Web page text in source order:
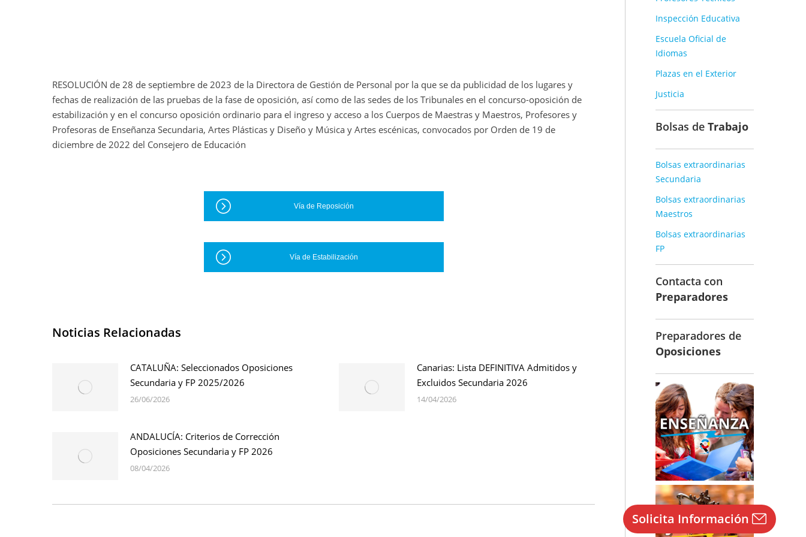
Solicita Información
RESOLUCIÓN de 28 de septiembre de 2023 de la Directora de Gestión de Personal por la que se da publicidad de los lugares y
fechas de realización de las pruebas de la fase de oposición, así como de las sedes de los Tribunales en el concurso-oposición de
estabilización y en el concurso oposición ordinario para el ingreso y acceso a los Cuerpos de Maestras y Maestros, Profesores y
Profesoras de Enseñanza Secundaria, Artes Plásticas y Diseño y Música y Artes escénicas, convocados por Orden de 19 de
diciembre de 2022 del Consejero de Educación
Vía de Reposición
Vía de Estabilización
Noticias Relacionadas
CATALUÑA: Seleccionados Oposiciones
Secundaria y FP 2025/2026
26/06/2026
Canarias: Lista DEFINITIVA Admitidos y
Excluidos Secundaria 2026
14/04/2026
ANDALUCÍA: Criterios de Corrección
Oposiciones Secundaria y FP 2026
08/04/2026
Inspección Educativa
Escuela Oficial de
Idiomas
Plazas en el Exterior
Justicia
Bolsas de Trabajo
Bolsas extraordinarias
Secundaria
Bolsas extraordinarias
Maestros
Bolsas extraordinarias
FP
Contacta con
Preparadores
Preparadores de
Oposiciones